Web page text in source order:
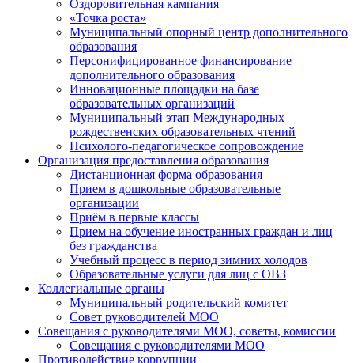
Оздоровительная кампания
«Точка роста»
Муниципальный опорный центр дополнительного
образования
Персонифицированное финансирование
дополнительного образования
Инновационные площадки на базе
образовательных организаций
Муниципальный этап Международных
рождественских образовательных чтений
Психолого-педагогическое сопровождение
Организация предоставления образования
Дистанционная форма образования
Прием в дошкольные образовательные
организации
Приём в первые классы
Прием на обучение иностранных граждан и лиц
без гражданства
Учебный процесс в период зимних холодов
Образовательные услуги для лиц с ОВЗ
Коллегиальные органы
Муниципальный родительский комитет
Совет руководителей МОО
Совещания с руководителями МОО, советы, комиссии
Совещания с руководителями МОО
Противодействие коррупции